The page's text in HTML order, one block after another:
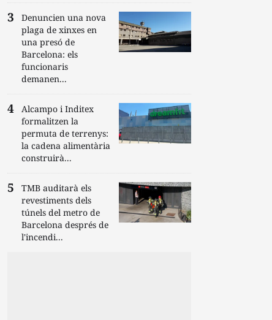
Denuncien una nova
plaga de xinxes en
una presó de
Barcelona: els
funcionaris
demanen...
Alcampo i Inditex
formalitzen la
permuta de terrenys:
la cadena alimentària
construirà...
TMB auditarà els
revestiments dels
túnels del metro de
Barcelona després de
l'incendi...